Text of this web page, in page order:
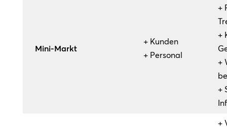
Mini-Markt
+ Kunden
+ Personal
+
+
+
+
+